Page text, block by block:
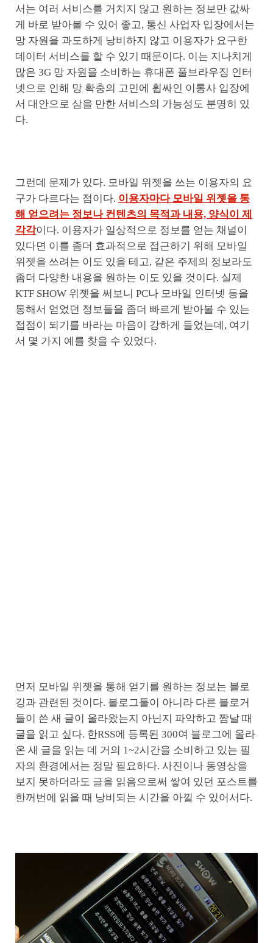
서는 여러 서비스를 거치지 않고 원하는 정보만 값싸
게 바로 받아볼 수 있어 좋고, 통신 사업자 입장에서는
망 자원을 과도하게 낭비하지 않고 이용자가 요구한
데이터 서비스를 할 수 있기 때문이다. 이는 지나치게
많은 3G 망 자원을 소비하는 휴대폰 풀브라우징 인터
넷으로 인해 망 확충의 고민에 휩싸인 이통사 입장에
서 대안으로 삼을 만한 서비스의 가능성도 분명히 있
다.
그런데 문제가 있다. 모바일 위젯을 쓰는 이용자의 요
구가 다르다는 점이다. 이용자마다 모바일 위젯을 통
해 얻으려는 정보나 컨텐츠의 목적과 내용, 양식이 제
각각이다. 이용자가 일상적으로 정보를 얻는 채널이
있다면 이를 좀더 효과적으로 접근하기 위해 모바일
위젯을 쓰려는 이도 있을 테고, 같은 주제의 정보라도
좀더 다양한 내용을 원하는 이도 있을 것이다. 실제
KTF SHOW 위젯을 써보니 PC나 모바일 인터넷 등을
통해서 얻었던 정보들을 좀더 빠르게 받아볼 수 있는
접점이 되기를 바라는 마음이 강하게 들었는데, 여기
서 몇 가지 예를 찾을 수 있었다.
먼저 모바일 위젯을 통해 얻기를 원하는 정보는 블로
깅과 관련된 것이다. 블로그툴이 아니라 다른 블로거
들이 쓴 새 글이 올라왔는지 아닌지 파악하고 짬날 때
글을 읽고 싶다. 한RSS에 등록된 300여 블로그에 올라
온 새 글을 읽는 데 거의 1~2시간을 소비하고 있는 필
자의 환경에서는 정말 필요하다. 사진이나 동영상을
보지 못하더라도 글을 읽음으로써 쌓여 있던 포스트를
한꺼번에 읽을 때 낭비되는 시간을 아낄 수 있어서다.